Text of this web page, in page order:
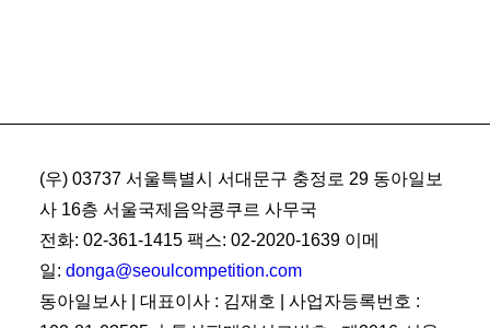
(우) 03737 서울특별시 서대문구 충정로 29 동아일보
사 16층 서울국제음악콩쿠르 사무국
전화: 02-361-1415 팩스: 02-2020-1639 이메
일: donga@seoulcompetition.com
동아일보사 | 대표이사 : 김재호 | 사업자등록번호 :